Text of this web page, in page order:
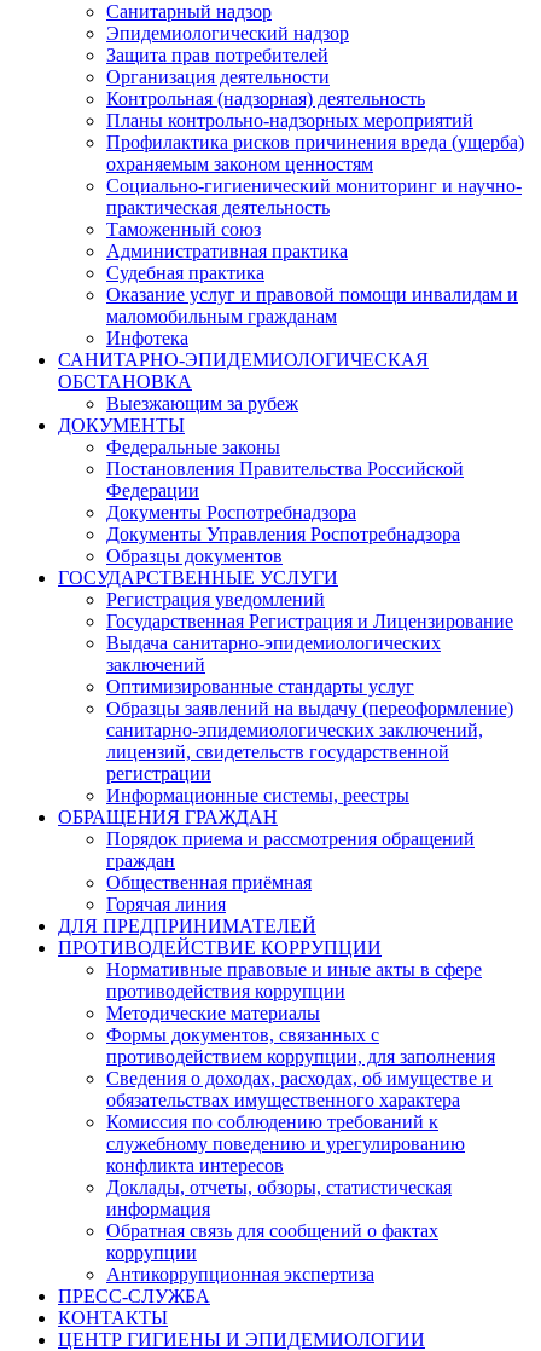
Санитарный надзор
Эпидемиологический надзор
Защита прав потребителей
Организация деятельности
Контрольная (надзорная) деятельность
Планы контрольно-надзорных мероприятий
Профилактика рисков причинения вреда (ущерба)
охраняемым законом ценностям
Социально-гигиенический мониторинг и научно-
практическая деятельность
Таможенный союз
Административная практика
Судебная практика
Оказание услуг и правовой помощи инвалидам и
маломобильным гражданам
Инфотека
САНИТАРНО-ЭПИДЕМИОЛОГИЧЕСКАЯ
ОБСТАНОВКА
Выезжающим за рубеж
ДОКУМЕНТЫ
Федеральные законы
Постановления Правительства Российской
Федерации
Документы Роспотребнадзора
Документы Управления Роспотребнадзора
Образцы документов
ГОСУДАРСТВЕННЫЕ УСЛУГИ
Регистрация уведомлений
Государственная Регистрация и Лицензирование
Выдача санитарно-эпидемиологических
заключений
Оптимизированные стандарты услуг
Образцы заявлений на выдачу (переоформление)
санитарно-эпидемиологических заключений,
лицензий, свидетельств государственной
регистрации
Информационные системы, реестры
ОБРАЩЕНИЯ ГРАЖДАН
Порядок приема и рассмотрения обращений
граждан
Общественная приёмная
Горячая линия
ДЛЯ ПРЕДПРИНИМАТЕЛЕЙ
ПРОТИВОДЕЙСТВИЕ КОРРУПЦИИ
Нормативные правовые и иные акты в сфере
противодействия коррупции
Методические материалы
Формы документов, связанных с
противодействием коррупции, для заполнения
Сведения о доходах, расходах, об имуществе и
обязательствах имущественного характера
Комиссия по соблюдению требований к
служебному поведению и урегулированию
конфликта интересов
Доклады, отчеты, обзоры, статистическая
информация
Обратная связь для сообщений о фактах
коррупции
Антикоррупционная экспертиза
ПРЕСС-СЛУЖБА
КОНТАКТЫ
ЦЕНТР ГИГИЕНЫ И ЭПИДЕМИОЛОГИИ